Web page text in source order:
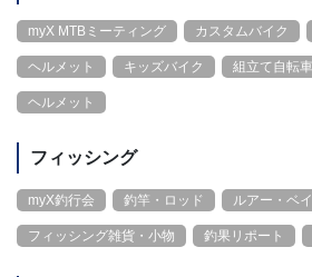
myX MTBミーティング カスタムバイク
ヘルメット キッズバイク 組立て自転
ヘルメット
フィッシング
myX釣行会 釣竿・ロッド ルアー・ベ
フィッシング雑貨・小物 釣果リポート